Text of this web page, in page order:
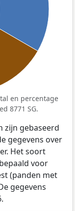
en percentage
8771 SG.
zijn gebaseerd
gegevens over
Het soort
voor
(panden met
gegevens